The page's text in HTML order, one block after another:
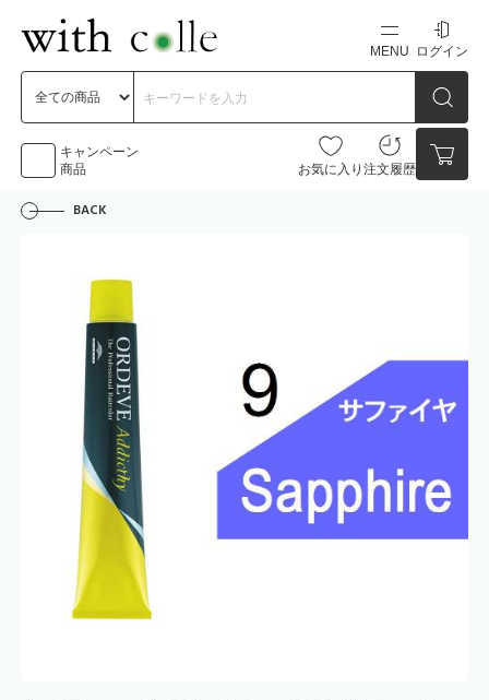
MENU
新規会員登録
ログイン
キャンペーン
商品
お気に入り 注文履歴
カートの中身を見る
BACK